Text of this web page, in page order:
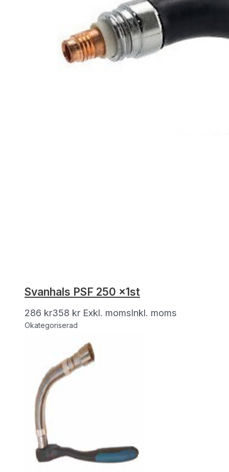
Svanhals PSF 250 x1st
286 kr358 kr Exkl. momsInkl. moms
Okategoriserad